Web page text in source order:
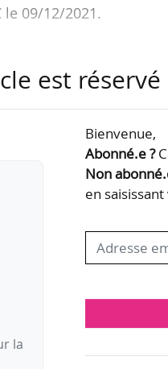
09/12/2021.
au regard de leur
retenus à l’issue
est
la
Bienvenue,
Abonné.e ?
Non
en